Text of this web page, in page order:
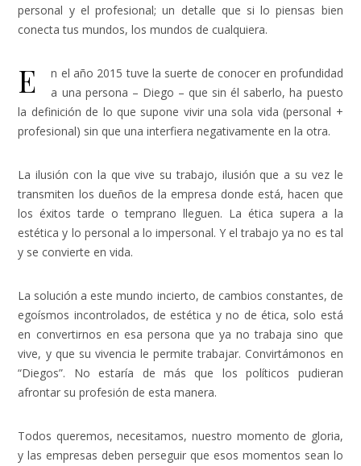
personal y el profesional; un detalle que si lo piensas bien
conecta tus mundos, los mundos de cualquiera.
E
n el año 2015 tuve la suerte de conocer en profundidad
a una persona – Diego – que sin él saberlo, ha puesto
la definición de lo que supone vivir una sola vida (personal +
profesional) sin que una interfiera negativamente en la otra.
La ilusión con la que vive su trabajo, ilusión que a su vez le
transmiten los dueños de la empresa donde está, hacen que
los éxitos tarde o temprano lleguen. La ética supera a la
estética y lo personal a lo impersonal. Y el trabajo ya no es tal
y se convierte en vida.
La solución a este mundo incierto, de cambios constantes, de
egoísmos incontrolados, de estética y no de ética, solo está
en convertirnos en esa persona que ya no trabaja sino que
vive, y que su vivencia le permite trabajar. Convirtámonos en
“Diegos”. No estaría de más que los políticos pudieran
afrontar su profesión de esta manera.
Todos queremos, necesitamos, nuestro momento de gloria,
y las empresas deben perseguir que esos momentos sean lo